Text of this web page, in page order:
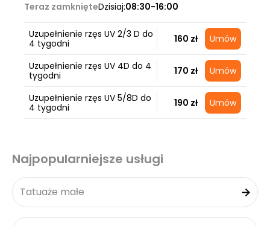
Teraz zamknięteDzisiaj:08:30-16:00
Uzupełnienie rzęs UV 2/3 D do
4 tygodni
160 zł Umów
Uzupełnienie rzęs UV 4D do 4
tygodni
170 zł Umów
Uzupełnienie rzęs UV 5/8D do
4 tygodni
190 zł Umów
Najpopularniejsze usługi
Tatuaże małe